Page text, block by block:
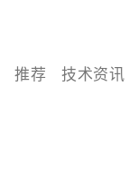
科技互
察,量子,
推荐 技术资讯